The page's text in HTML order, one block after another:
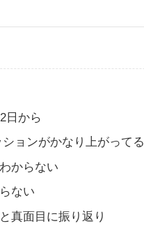
日から
ョンがかなり上がってる
からない
ない
真面目に振り返り